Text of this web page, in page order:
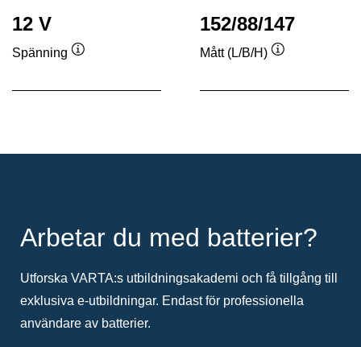
12 V
Spänning
152/88/147
Mått (L/B/H)
Arbetar du med batterier?
Utforska VARTA:s utbildningsakademi och få tillgång till
exklusiva e-utbildningar. Endast för professionella
användare av batterier.